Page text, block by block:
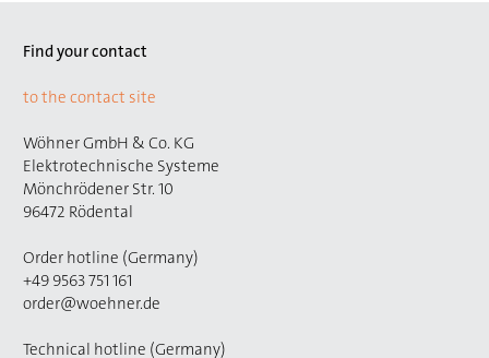
Find your contact
to the contact site
Wöhner GmbH & Co. KG
Elektrotechnische Systeme
Mönchrödener Str. 10
96472 Rödental
Order hotline (Germany)
+49 9563 751 161
order@woehner.de
Technical hotline (Germany)